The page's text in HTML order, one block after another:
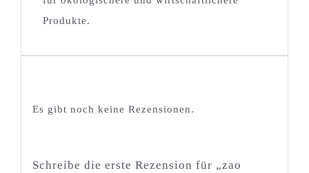
Produkte.
Es gibt noch keine Rezensionen.
Schreibe die erste Rezension für „zao